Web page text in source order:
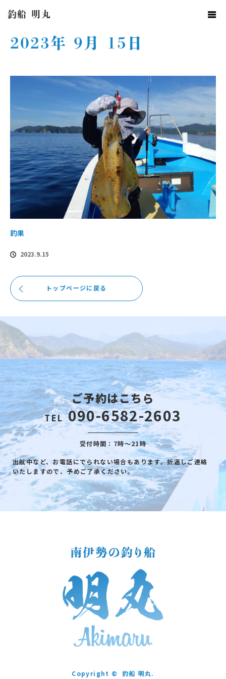
釣船 明丸2023年 9月 15日
2023年 9月 15日
釣果
2023.9.15
トップページに戻る
ご予約はこちら
TEL 090-6582-2603
受付時間：7時～21時
出航中など、お電話にでられない場合もあります。折返しご連絡
いたしますので、予めご了承ください。
Copyright ©釣船 明丸.